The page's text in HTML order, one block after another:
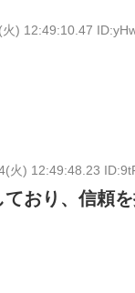
) 12:49:10.47
火) 12:49:48.23
おり、信頼